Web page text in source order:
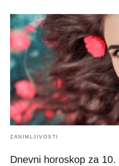
ZANIMLJIVOSTI
Dnevni horoskop za